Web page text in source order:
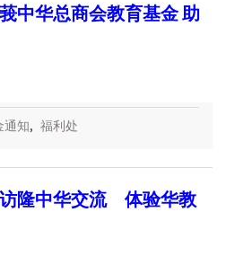
中华总商会教育基金 助
通知, 福利处
隆中华交流 体验华教